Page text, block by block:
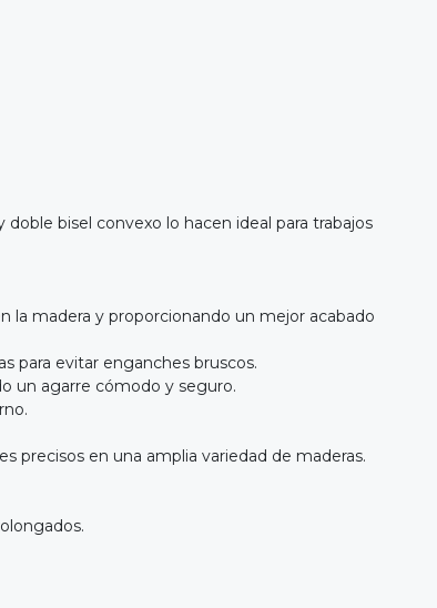
bisel convexo lo hacen ideal para trabajos
la madera y proporcionando un mejor acabado
para evitar enganches bruscos.
un agarre cómodo y seguro.
precisos en una amplia variedad de maderas.